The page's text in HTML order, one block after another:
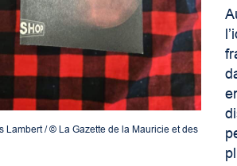
Lambert / © La Gazette de la Mauricie et des